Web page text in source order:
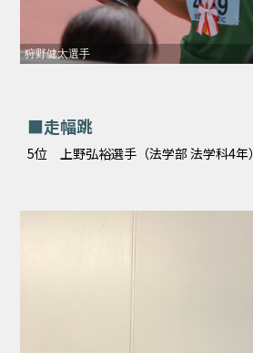
狩野健太選手
■走幅跳
5位 上野弘裕選手（法学部 法学科4年）